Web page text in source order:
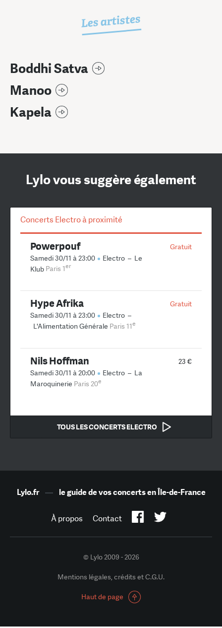
Les artistes
Boddhi Satva
Manoo
Kapela
Lylo vous suggère également
Concerts Electro à proximité
Gratuit
Powerpouf
Samedi 30/11 à 23:00 Electro – Le
Klub Paris 1er
Gratuit
Hype Afrika
Samedi 30/11 à 23:00 Electro –
L'Alimentation Générale Paris 11e
23 €
Nils Hoffman
Samedi 30/11 à 20:00 Electro – La
Maroquinerie Paris 20e
TOUS LES CONCERTS ELECTRO
Lylo.fr— le guide de vos concerts en Île-de-France
À propos Contact
© Lylo 2009 - 2026
Mentions légales, crédits et C.G.U.
Haut de page